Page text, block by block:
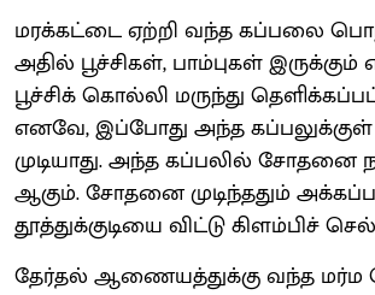
மரக்கட்டை ஏற்றி வந்த கப்பலை
அதில் பூச்சிகள், பாம்புகள்
பூச்சிக் கொல்லி மருந்து
எனவே, இப்போது அந்த
முடியாது. அந்த கப்பலில் சோதனை
ஆகும். சோதனை முடிந்ததும்
தூத்துக்குடியை விட்டு கிளம்பிச்
தேர்தல் ஆணையத்துக்கு வந்த